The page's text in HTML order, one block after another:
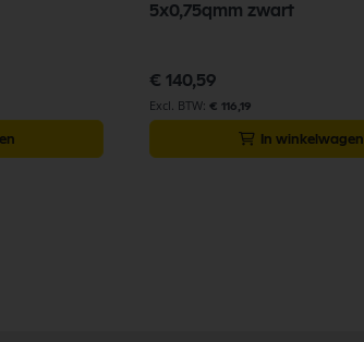
5x0,75qmm zwart
€ 140,59
€ 116,19
In winkelwagen